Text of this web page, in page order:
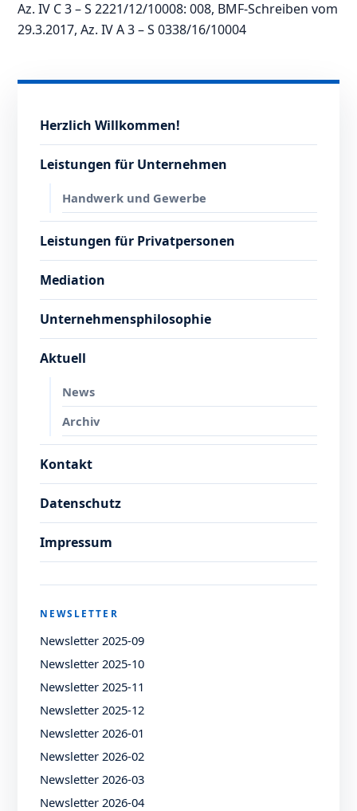
Az. IV C 3 – S 2221/12/10008: 008, BMF-Schreiben vom
29.3.2017, Az. IV A 3 – S 0338/16/10004
Herzlich Willkommen!
Leistungen für Unternehmen
Handwerk und Gewerbe
Leistungen für Privatpersonen
Mediation
Unternehmensphilosophie
Aktuell
News
Archiv
Kontakt
Datenschutz
Impressum
NEWSLETTER
Newsletter 2025-09
Newsletter 2025-10
Newsletter 2025-11
Newsletter 2025-12
Newsletter 2026-01
Newsletter 2026-02
Newsletter 2026-03
Newsletter 2026-04